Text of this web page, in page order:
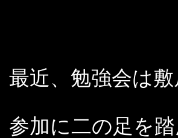
最近、勉強会は
参加に二の足を